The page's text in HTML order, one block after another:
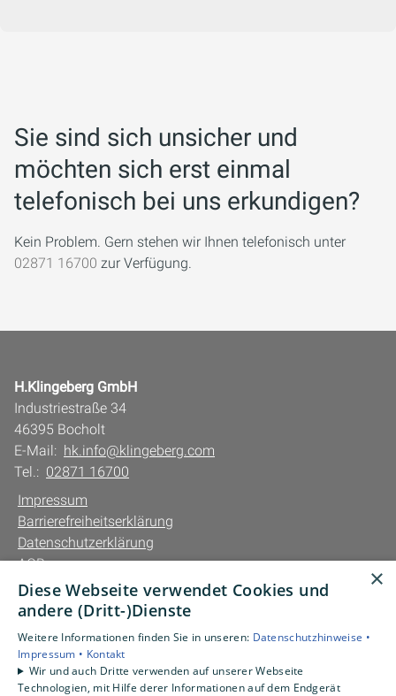
Sie sind sich unsicher und
möchten sich erst einmal
telefonisch bei uns erkundigen?
Kein Problem. Gern stehen wir Ihnen telefonisch unter
02871 16700 zur Verfügung.
H.Klingeberg GmbH
Industriestraße 34
46395 Bocholt
E-Mail: hk.info@klingeberg.com
Tel.: 02871 16700
Impressum
Barrierefreiheitserklärung
Datenschutzerklärung
AGB
Unsere Bereiche
Gewerbekunden
Karriere
Unternehmen
×
Diese Webseite verwendet Cookies und
andere (Dritt-)Dienste
Weitere Informationen finden Sie in unseren: Datenschutzhinweise •
Impressum • Kontakt
Wir und auch Dritte verwenden auf unserer Webseite
Technologien, mit Hilfe derer Informationen auf dem Endgerät